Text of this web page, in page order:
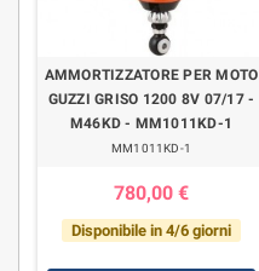
AMMORTIZZATORE PER MOTO
GUZZI GRISO 1200 8V 07/17 -
M46KD - MM1011KD-1
MM1011KD-1
780,00 €
Disponibile in 4/6 giorni